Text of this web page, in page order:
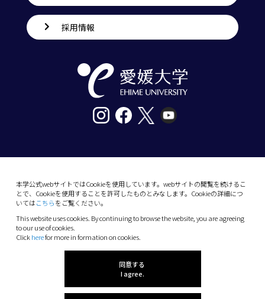
本学公式webサイトではCookieを使用しています。webサイトの閲覧を続けるこ
とで、Cookieを使用することを許可したものとみなします。Cookieの詳細につ
いてはこちらをご覧ください。
This website uses cookies. By continuing to browse the website, you are agreeing
to our use of cookies.
Clickherefor more in formation on cookies.
同意する
I agree.
採用情報
10-13 Dogo-Himata, Matsuyama, Ehime 790-
Phone: +81 89-927-9000
(C) 2026 Ehime University.